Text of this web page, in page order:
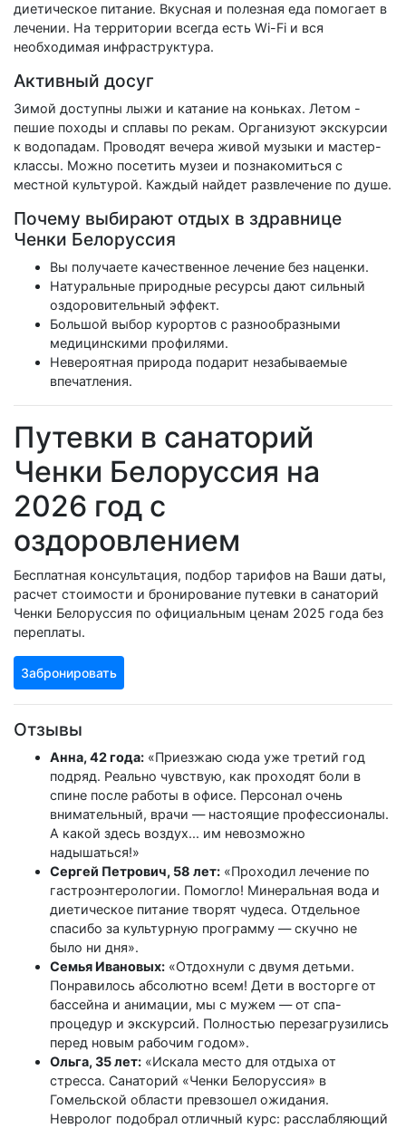
диетическое питание. Вкусная и полезная еда помогает в
лечении. На территории всегда есть Wi-Fi и вся
необходимая инфраструктура.
Активный досуг
Зимой доступны лыжи и катание на коньках. Летом -
пешие походы и сплавы по рекам. Организуют экскурсии
к водопадам. Проводят вечера живой музыки и мастер-
классы. Можно посетить музеи и познакомиться с
местной культурой. Каждый найдет развлечение по душе.
Почему выбирают отдых в здравнице
Ченки Белоруссия
Вы получаете качественное лечение без наценки.
Натуральные природные ресурсы дают сильный
оздоровительный эффект.
Большой выбор курортов с разнообразными
медицинскими профилями.
Невероятная природа подарит незабываемые
впечатления.
Путевки в санаторий
Ченки Белоруссия на
2026 год с
оздоровлением
Бесплатная консультация, подбор тарифов на Ваши даты,
расчет стоимости и бронирование путевки в санаторий
Ченки Белоруссия по официальным ценам 2025 года без
переплаты.
Забронировать
Отзывы
Анна, 42 года: «Приезжаю сюда уже третий год
подряд. Реально чувствую, как проходят боли в
спине после работы в офисе. Персонал очень
внимательный, врачи — настоящие профессионалы.
А какой здесь воздух... им невозможно
надышаться!»
Сергей Петрович, 58 лет: «Проходил лечение по
гастроэнтерологии. Помогло! Минеральная вода и
диетическое питание творят чудеса. Отдельное
спасибо за культурную программу — скучно не
было ни дня».
Семья Ивановых: «Отдохнули с двумя детьми.
Понравилось абсолютно всем! Дети в восторге от
бассейна и анимации, мы с мужем — от спа-
процедур и экскурсий. Полностью перезагрузились
перед новым рабочим годом».
Ольга, 35 лет: «Искала место для отдыха от
стресса. Санаторий «Ченки Белоруссия» в
Гомельской области превзошел ожидания.
Невролог подобрал отличный курс: расслабляющий